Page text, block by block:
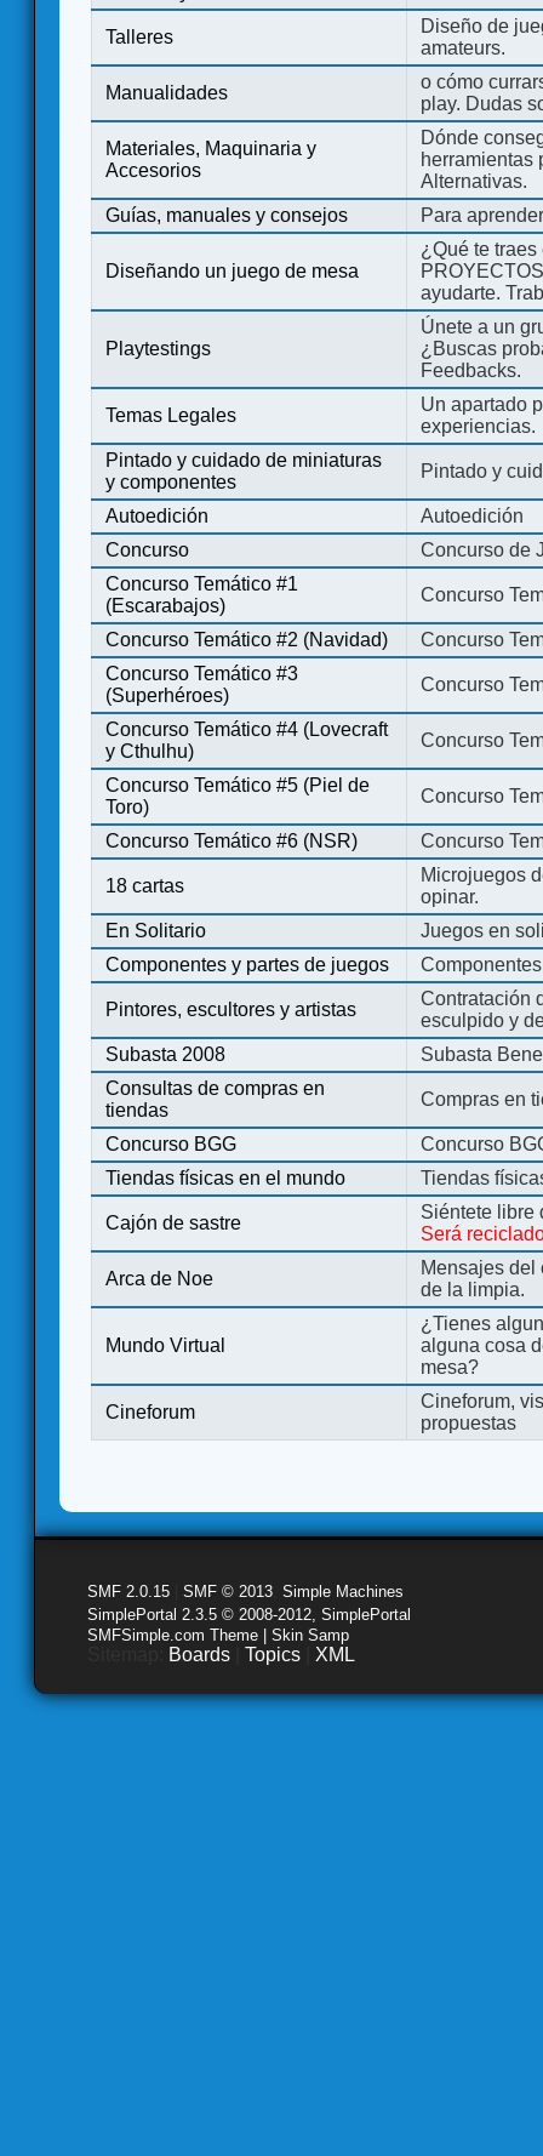
Talleres
Diseño de
amateurs.
Manualidades
o cómo
play. Dudas
Materiales, Maquinaria y
Accesorios
Dónde
herramientas
Alternativas.
Guías, manuales y consejos
Para
Diseñando un juego de mesa
¿Qué te
ayudarte.
Playtestings
Únete a un
¿Buscas
Feedbacks.
Temas Legales
Un apartado
experiencias.
Pintado y cuidado de miniaturas
y componentes
Pintado y
Autoedición
Autoedición
Concurso
Concurso de
Concurso Temático #1
(Escarabajos)
Concurso
Concurso Temático #2 (Navidad)
Concurso
Concurso Temático #3
(Superhéroes)
Concurso
Concurso Temático #4 (Lovecraft
y Cthulhu)
Concurso
Concurso Temático #5 (Piel de
Toro)
Concurso
Concurso Temático #6 (NSR) Concurso
18 cartas
Microjuegos
opinar.
En Solitario
Juegos en
Componentes y partes de juegos
Pintores, escultores y artistas
Contratación
esculpido y
Subasta 2008
Subasta
Consultas de compras en
tiendas
Compras en
Concurso BGG
Concurso
Tiendas físicas en el mundo
Tiendas
Cajón de sastre
Siéntete libre
Será
Arca de Noe
Mensajes del
de la limpia.
Mundo Virtual
¿Tienes
alguna cosa
mesa?
Cineforum
Cineforum,
propuestas
SMF 2.0.15 SMF © 2013 Simple Machines
SimplePortal 2.3.5 © 2008-2012, SimplePortal
SMFSimple.com Theme | Skin Samp
Boards Topics XML